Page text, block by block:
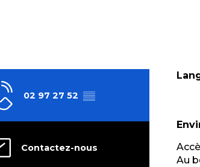
02 97 27 52 ▒▒
Contactez-nous
Au